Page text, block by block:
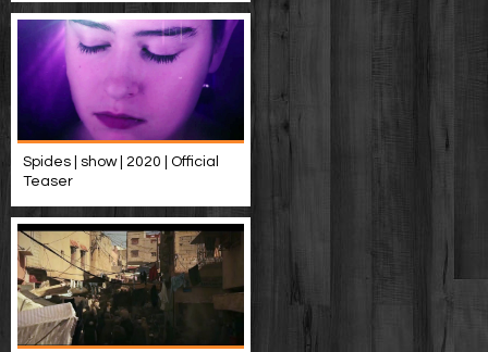
Spides | show | 2020 | Official
Teaser